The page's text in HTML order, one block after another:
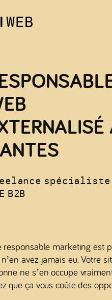
spécialiste
B2B
responsable marketing est
avez jamais eu. Votre
ne s’en occupe
que ça vous coûte des